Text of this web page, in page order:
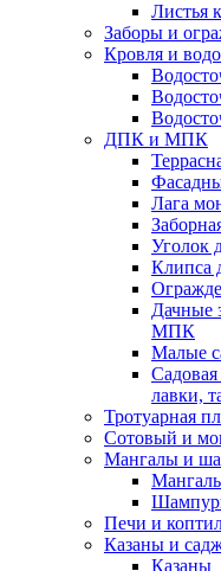
Листья
Заборы и
Кровля и
ДПК и МПК
Лага
Уголок
Клипса
Дачные
МПК
Малые
лавки,
Тротуарная
Сотовый и
Мангалы и
Печи и
Казаны и
Казаны